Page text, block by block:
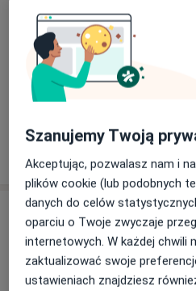
Konsultacja fizjoterapeutyczna
Szczegóły
+ 2 usługi
W jaki sposób ustalane są
Adresy (3)
Adres 1 Adres 2
Szanujemy Twoją
Akceptując, pozwalasz nam i
plików cookie (lub podobnych
danych do celów
oparciu o Twoje zwyczaje
internetowych. W każdej chwili
zaktualizować swoje
ustawieniach znajdziesz